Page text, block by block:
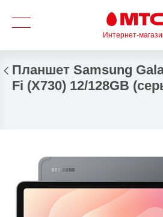
Интернет-
Планшет Samsung
Fi (X730) 12/128GB